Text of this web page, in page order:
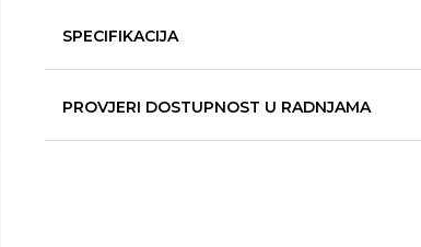
SPECIFIKACIJA
PROVJERI DOSTUPNOST U RADNJAMA